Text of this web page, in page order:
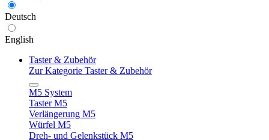
Deutsch
English
Taster & Zubehör
Zur Kategorie Taster & Zubehör
M5 System
Taster M5
Verlängerung M5
Würfel M5
Dreh- und Gelenkstück M5